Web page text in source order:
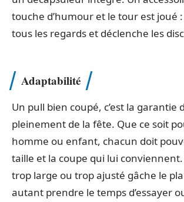
touche d’humour et le tour est joué
tous les regards et déclenche les
Adaptabilité
Un pull bien coupé, c’est la garantie
pleinement de la fête. Que ce soit
homme ou enfant, chacun doit
taille et la coupe qui lui
trop large ou trop ajusté gâche le
autant prendre le temps d’essayer